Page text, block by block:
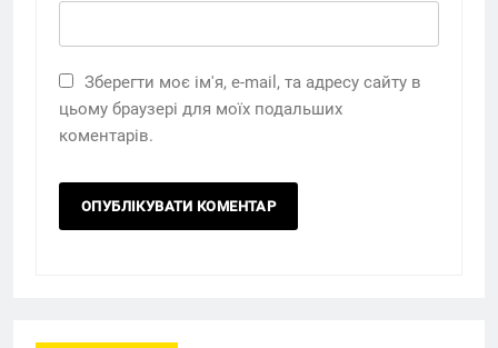
Зберегти моє ім'я, e-mail, та адресу сайту в
цьому браузері для моїх подальших
коментарів.